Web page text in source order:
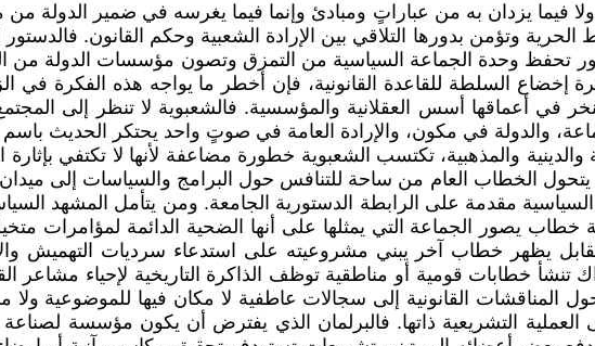
يزدان به من عباراتٍ ومبادئ وإنما فيما يغرسه في ضمير الدولة من
وتؤمن بدورها التلاقي بين الإرادة الشعبية وحكم القانون.
وحدة الجماعة السياسية من التمزق وتصون مؤسسات الدولة من التآكل،
إخضاع السلطة للقاعدة القانونية، فإن أخطر ما يواجه هذه الفكرة
ينخر في أعماقها أسس العقلانية والمؤسسية. فالشعبوية لا تنظر إلى
والدولة في مكون، والإرادة العامة في صوتٍ واحد يحتكر الحديث
والدينية والمذهبية، تكتسب الشعبوية خطورة مضاعفة لأنها لا تكتفي
يتحول الخطاب العام من ساحة للتنافس حول البرامج والسياسات إلى
السياسية مقدمة على الرابطة الدستورية الجامعة. ومن يتأمل المشهد
خطاب يصور الجماعة التي يمثلها على أنها الضحية الدائمة لمؤامرات
يظهر خطاب آخر يبني مشروعيته على استدعاء سرديات
خطابات قومية أو مناطقية توظف الذاكرة التاريخية لإحياء مشاعر
المناقشات القانونية إلى سجالات عاطفية لا مكان فيها للموضوعية ولا
التشريعية ذاتها. فالبرلمان الذي يفترض أن يكون مؤسسة لصناعة